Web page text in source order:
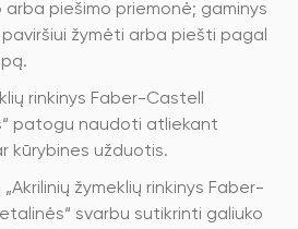
arba piešimo priemonė; gaminys
žymėti arba piešti pagal
rinkinys Faber-Castell
patogu naudoti atliekant
kūrybines užduotis.
žymeklių rinkinys Faber-
svarbu sutikrinti galiuko